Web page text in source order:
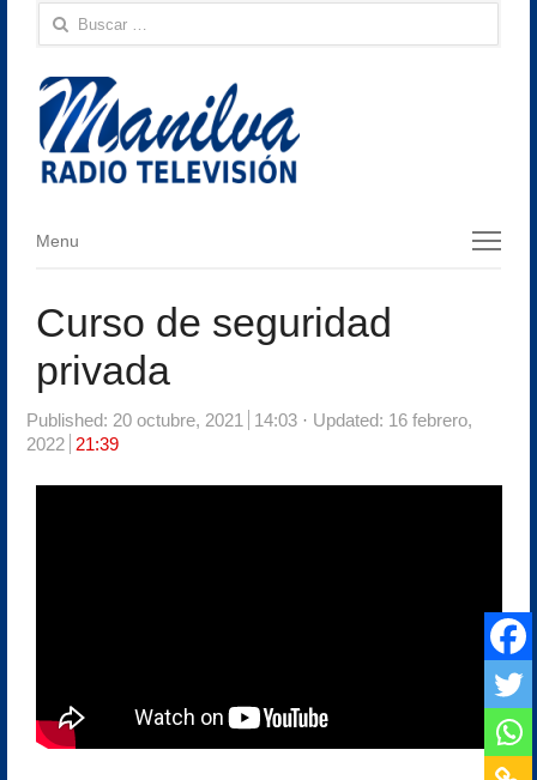
Buscar:
Menu
Menu
Curso de seguridad
privada
Published: 20 octubre, 2021 14:03
Updated: 16 febrero,
2022
21:39